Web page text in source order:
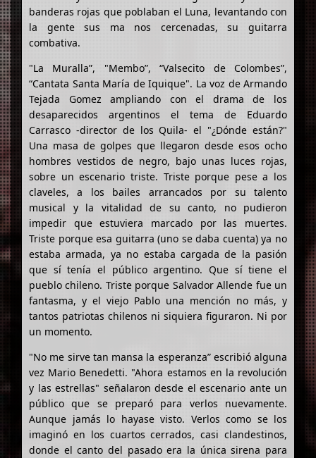
banderas rojas que poblaban el Luna, levantando con
la gente sus ma nos cercenadas, su guitarra
combativa.
"La Muralla”, "Membo”, “Valsecito de Colombes”,
“Cantata Santa María de Iquique". La voz de Armando
Tejada Gomez ampliando con el drama de los
desaparecidos argentinos el tema de Eduardo
Carrasco -director de los Quila- el "¿Dónde están?"
Una masa de golpes que llegaron desde esos ocho
hombres vestidos de negro, bajo unas luces rojas,
sobre un escenario triste. Triste porque pese a los
claveles, a los bailes arrancados por su talento
musical y la vitalidad de su canto, no pudieron
impedir que estuviera marcado por las muertes.
Triste porque esa guitarra (uno se daba cuenta) ya no
estaba armada, ya no estaba cargada de la pasión
que sí tenía el público argentino. Que sí tiene el
pueblo chileno. Triste porque Salvador Allende fue un
fantasma, y el viejo Pablo una mención no más, y
tantos patriotas chilenos ni siquiera figuraron. Ni por
un momento.
"No me sirve tan mansa la esperanza” escribió alguna
vez Mario Benedetti. "Ahora estamos en la revolución
y las estrellas" señalaron desde el escenario ante un
público que se preparó para verlos nuevamente.
Aunque jamás lo hayase visto. Verlos como se los
imaginó en los cuartos cerrados, casi clandestinos,
donde el canto del pasado era la única sirena para